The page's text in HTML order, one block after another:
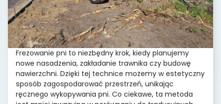
Frezowanie pni to niezbędny krok, kiedy planujemy
nowe nasadzenia, zakładanie trawnika czy budowę
nawierzchni. Dzięki tej technice możemy w estetyczny
sposób zagospodarować przestrzeń, unikając
ręcznego wykopywania pni. Co ciekawe, ta metoda